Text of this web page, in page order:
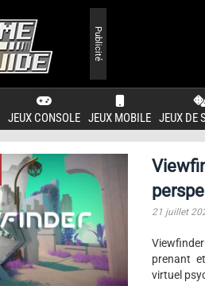
JEUX CONSOLE JEUX MOBILE JEUX DE
Publicité
21 juillet
prenant
virtuel